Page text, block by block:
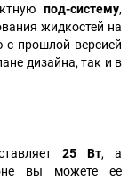
под-систему,
жидкостей на
с прошлой версией
дизайна, так и в
25 Вт, а
вы можете ее